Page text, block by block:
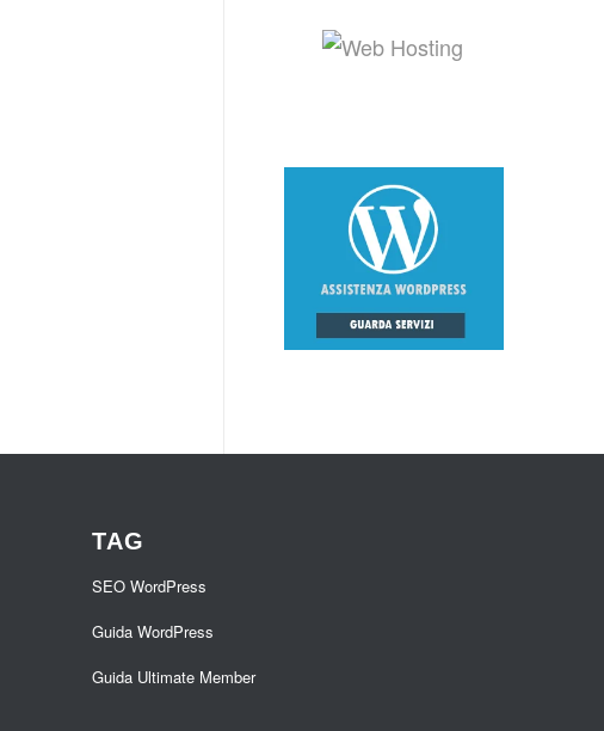
TAG
SEO WordPress
Guida WordPress
Guida Ultimate Member